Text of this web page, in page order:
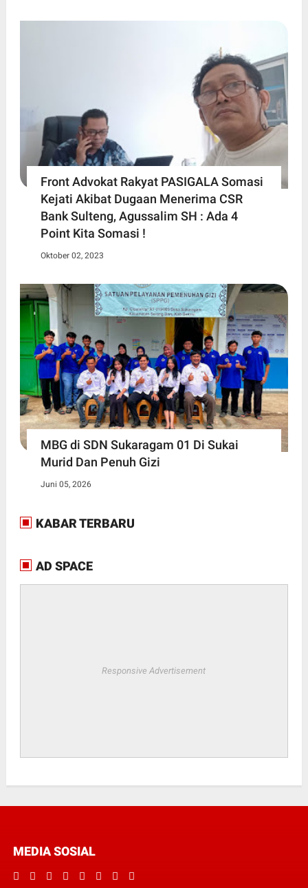
Front Advokat Rakyat PASIGALA Somasi
Kejati Akibat Dugaan Menerima CSR
Bank Sulteng, Agussalim SH : Ada 4
Point Kita Somasi !
Oktober 02, 2023
MBG di SDN Sukaragam 01 Di Sukai
Murid Dan Penuh Gizi
Juni 05, 2026
KABAR TERBARU
AD SPACE
Responsive Advertisement
MEDIA SOSIAL